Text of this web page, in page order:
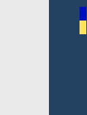
Перейти